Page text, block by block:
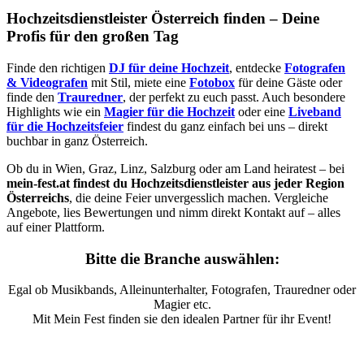
Hochzeitsdienstleister Österreich finden – Deine
Profis für den großen Tag
Finde den richtigen DJ für deine Hochzeit, entdecke Fotografen
& Videografen mit Stil, miete eine Fotobox für deine Gäste oder
finde den Trauredner, der perfekt zu euch passt. Auch besondere
Highlights wie ein Magier für die Hochzeit oder eine Liveband
für die Hochzeitsfeier findest du ganz einfach bei uns – direkt
buchbar in ganz Österreich.
Ob du in Wien, Graz, Linz, Salzburg oder am Land heiratest – bei
mein-fest.at findest du Hochzeitsdienstleister aus jeder Region
Österreichs, die deine Feier unvergesslich machen. Vergleiche
Angebote, lies Bewertungen und nimm direkt Kontakt auf – alles
auf einer Plattform.
Bitte die Branche auswählen:
Egal ob Musikbands, Alleinunterhalter, Fotografen, Trauredner oder
Magier etc.
Mit Mein Fest finden sie den idealen Partner für ihr Event!